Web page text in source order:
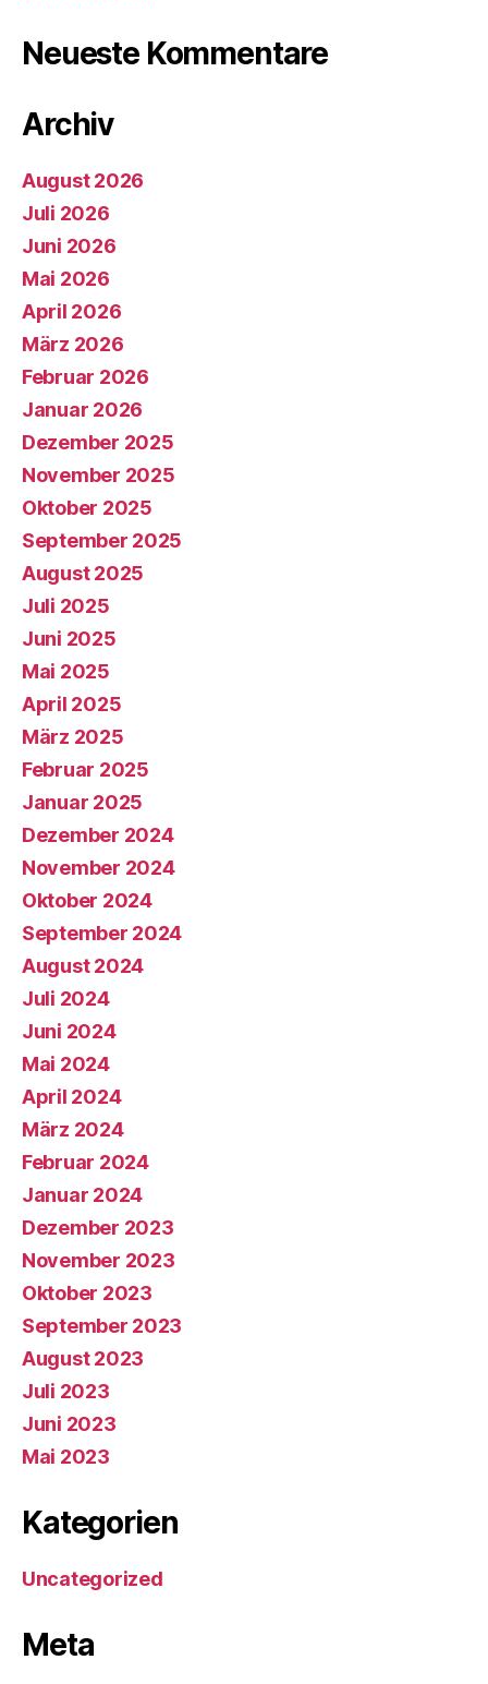
Neueste Kommentare
Archiv
August 2026
Juli 2026
Juni 2026
Mai 2026
April 2026
März 2026
Februar 2026
Januar 2026
Dezember 2025
November 2025
Oktober 2025
September 2025
August 2025
Juli 2025
Juni 2025
Mai 2025
April 2025
März 2025
Februar 2025
Januar 2025
Dezember 2024
November 2024
Oktober 2024
September 2024
August 2024
Juli 2024
Juni 2024
Mai 2024
April 2024
März 2024
Februar 2024
Januar 2024
Dezember 2023
November 2023
Oktober 2023
September 2023
August 2023
Juli 2023
Juni 2023
Mai 2023
Kategorien
Uncategorized
Meta